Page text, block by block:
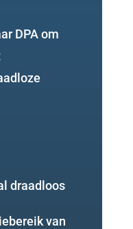
DPA om
draadloos
van